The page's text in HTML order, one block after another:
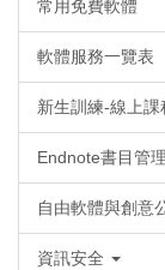
常用免費軟體
軟體服務一覽表
新生訓練-線上課
Endnote書目管
自由軟體與創意
資訊安全